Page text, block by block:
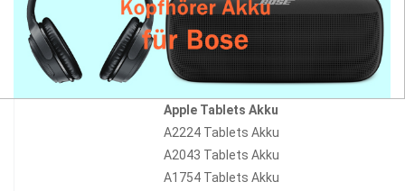
Apple Tablets Akku
A2224 Tablets Akku
A2043 Tablets Akku
A1754 Tablets Akku